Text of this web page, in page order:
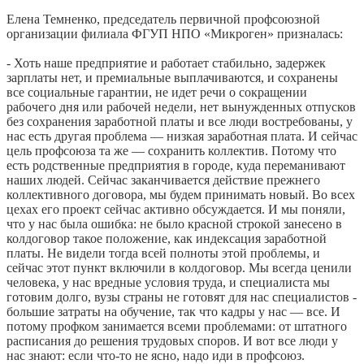
Елена Темненко, председатель первичной профсоюзной
организации филиала ФГУП НПО «Микроген» призналась:
- Хоть наше предприятие и работает стабильно, задержек
зарплаты нет, и премиальные выплачиваются, и сохранены
все социальные гарантии, не идет речи о сокращении
рабочего дня или рабочей недели, нет вынужденных отпусков
без сохранения заработной платы и все люди востребованы, у
нас есть другая проблема — низкая заработная плата. И сейчас
цель профсоюза та же — сохранить коллектив. Потому что
есть родственные предприятия в городе, куда переманивают
наших людей. Сейчас заканчивается действие прежнего
коллективного договора, мы будем принимать новый. Во всех
цехах его проект сейчас активно обсуждается. И мы поняли,
что у нас была ошибка: не было красной строкой занесено в
колдоговор такое положение, как индексация заработной
платы. Не видели тогда всей полноты этой проблемы, и
сейчас этот пункт включили в колдоговор. Мы всегда ценили
человека, у нас вредные условия труда, и специалиста мы
готовим долго, вузы страны не готовят для нас специалистов -
большие затраты на обучение, так что кадры у нас — все. И
потому профком занимается всеми проблемами: от штатного
расписания до решения трудовых споров. И вот все люди у
нас знают: если что-то не ясно, надо иди в профсоюз.